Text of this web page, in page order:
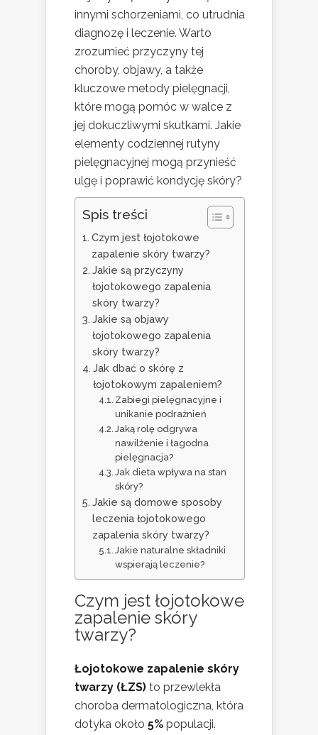
innymi schorzeniami, co utrudnia
diagnozę i leczenie. Warto
zrozumieć przyczyny tej
choroby, objawy, a także
kluczowe metody pielęgnacji,
które mogą pomóc w walce z
jej dokuczliwymi skutkami. Jakie
elementy codziennej rutyny
pielęgnacyjnej mogą przynieść
ulgę i poprawić kondycję skóry?
Spis treści
Czym jest łojotokowe
zapalenie skóry twarzy?
Jakie są przyczyny
łojotokowego zapalenia
skóry twarzy?
Jakie są objawy
łojotokowego zapalenia
skóry twarzy?
Jak dbać o skórę z
łojotokowym zapaleniem?
Zabiegi pielęgnacyjne i
unikanie podrażnień
Jaką rolę odgrywa
nawilżenie i łagodna
pielęgnacja?
Jak dieta wpływa na stan
skóry?
Jakie są domowe sposoby
leczenia łojotokowego
zapalenia skóry twarzy?
Jakie naturalne składniki
wspierają leczenie?
Czym jest łojotokowe
zapalenie skóry
twarzy?
Łojotokowe zapalenie skóry
twarzy (ŁZS) to przewlekła
choroba dermatologiczna, która
dotyka około 5% populacji.